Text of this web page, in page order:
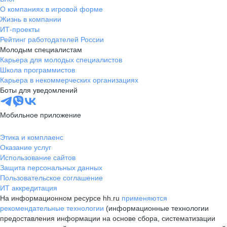
О компаниях в игровой форме
Жизнь в компании
ИТ-проекты
Рейтинг работодателей России
Молодым специалистам
Карьера для молодых специалистов
Школа программистов
Карьера в некоммерческих организациях
Боты для уведомлений
Мобильное приложение
Этика и комплаенс
Оказание услуг
Использование сайтов
Защита персональных данных
Пользовательское соглашение
ИТ аккредитация
На информационном ресурсе hh.ru применяются
рекомендательные технологии (информационные технологии
предоставления информации на основе сбора, систематизации